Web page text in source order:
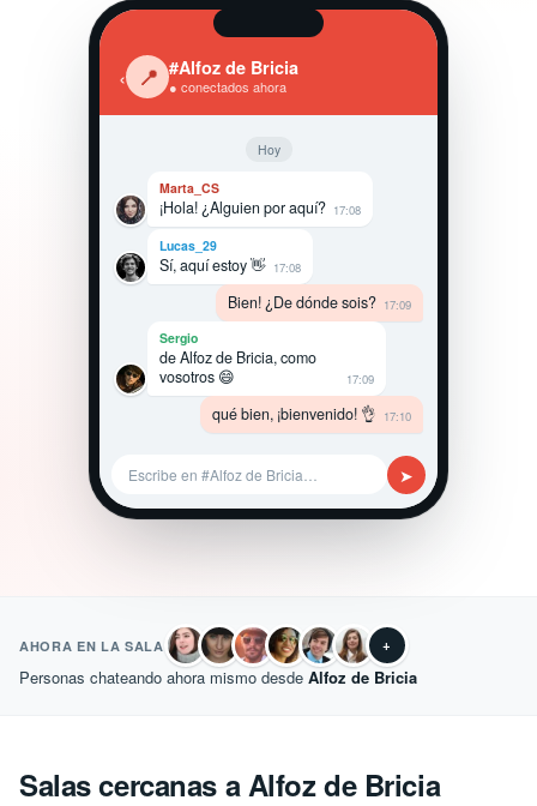
‹ 📍 #Alfoz de Bricia
● conectados ahora
Hoy
Marta_CS
¡Hola! ¿Alguien por aquí? 17:08
Lucas_29
Sí, aquí estoy 👋 17:08
Bien! ¿De dónde sois? 17:09
Sergio
de Alfoz de Bricia, como
vosotros 😄
17:09
qué bien, ¡bienvenido! 👌 17:10
Escribe en #Alfoz de Bricia… ➤
AHORA EN LA SALA +
Personas chateando ahora mismo desde Alfoz de Bricia
Salas cercanas a Alfoz de Bricia